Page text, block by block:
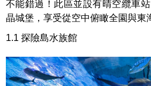
不能錯過！此區並設有晴空纜車
晶城堡，享受從空中俯瞰全園與東
1.1 探險島水族館